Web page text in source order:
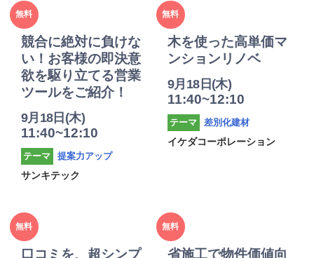
2025年
度
無料
競合に絶対に負けな
い！お客様の即決意
欲を駆り立てる営業
ツールをご紹介！
9月18日(木)
11:40~12:10
テーマ
提案力アップ
サンキテック
2025年
度
無料
木を使った高単価マ
ンションリノベ
9月18日(木)
11:40~12:10
テーマ
差別化建材
イケダコーポレーション
2025年
度
無料
口コミを、超シンプ
2025年
度
無料
省施工で物件価値向